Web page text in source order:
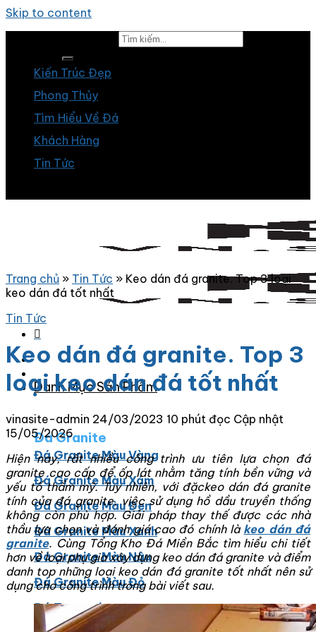
Skip to content
Kiến Trúc Đẹp
Phong Thủy
Tìm Hiểu Về Đá
Khách Hàng
Tin Tức
Danh Mục Sản Phẩm
Đá Granite
Đá Granite Màu Vàng
Đá Granite Màu Xám
Đá Granite Màu Đen
Đá Granite Màu Xanh
Đá Granite Màu Nâu
Đá Granite Màu Đỏ
Đá Travertine
Trang chủ » Tin Tức » Keo dán đá granite. Top 3 loại
keo dán đá tốt nhất
Tin Tức
Keo dán đá granite. Top 3
loại keo dán đá tốt nhất
vinasite-admin 24/03/2023 10 phút đọc Cập nhật
15/05/2026
Hiện nay, rất nhiều công trình ưu tiên lựa chọn đá
granite cao cấp để ốp lát nhằm tăng tính bền vững và
yếu tố thẩm mỹ. Tuy nhiên, với đặckeo dán đá granite
tính của đá granite, việc sử dụng hồ dầu truyền thống
không còn phù hợp. Giải pháp thay thế được các nhà
thầu lựa chọn và đánh giá cao đó chính là keo dán đá
granite. Cùng Tổng Kho Đá Miền Bắc tìm hiểu chi tiết
hơn về loại phụ gia xây dựng keo dán đá granite và điểm
danh top những loại keo dán đá granite tốt nhất nên sử
dụng cho công trình trong bài viết sau.